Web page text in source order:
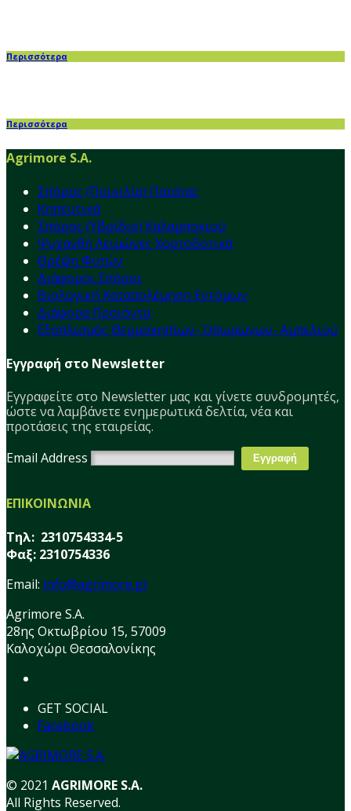
Περισσότερα
Περισσότερα
Agrimore S.A.
Σπόρος (Ποικιλία) Πατάτας
Κηπευτικά
Σπόρος (Υβρίδιο) Καλαμποκιού
Ψυχανθή Λειμώνες Χορτοδοτικά
Θρέψη Φυτών
Διάφοροι Σπόροι
Βιολογική Καταπολέμηση Εντόμων
Διάφορα Προϊόντα
Εξοπλισμός Θερμοκηπίων- Οπωρώνων- Αμπελιού
Εγγραφή στο Newsletter
Εγγραφείτε στο Νewsletter μας και γίνετε συνδρομητές,
ώστε να λαμβάνετε ενημερωτικά δελτία, νέα και
προτάσεις της εταιρείας.
Email Address
ΕΠΙΚΟΙΝΩΝΙΑ
Τηλ: 2310754334-5
Φαξ: 2310754336
Email: info@agrimore.gr
Agrimore S.A.
28ης Οκτωβρίου 15, 57009
Καλοχώρι Θεσσαλονίκης
GET SOCIAL
Facebook
© 2021 AGRIMORE S.A.
All Rights Reserved.